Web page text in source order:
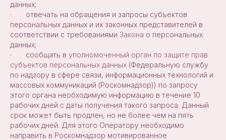
данных;
· отвечать на обращения и запросы субъектов
персональных данных и их законных представителей в
соответствии с требованиями Закона о персональных
данных;
· сообщать в уполномоченный орган по защите прав
субъектов персональных данных (Федеральную службу
по надзору в сфере связи, информационных технологий и
массовых коммуникаций (Роскомнадзор)) по запросу
этого органа необходимую информацию в течение 10
рабочих дней с даты получения такого запроса. Данный
срок может быть продлен, но не более чем на пять
рабочих дней. Для этого Оператору необходимо
направить в Роскомнадзор мотивированное